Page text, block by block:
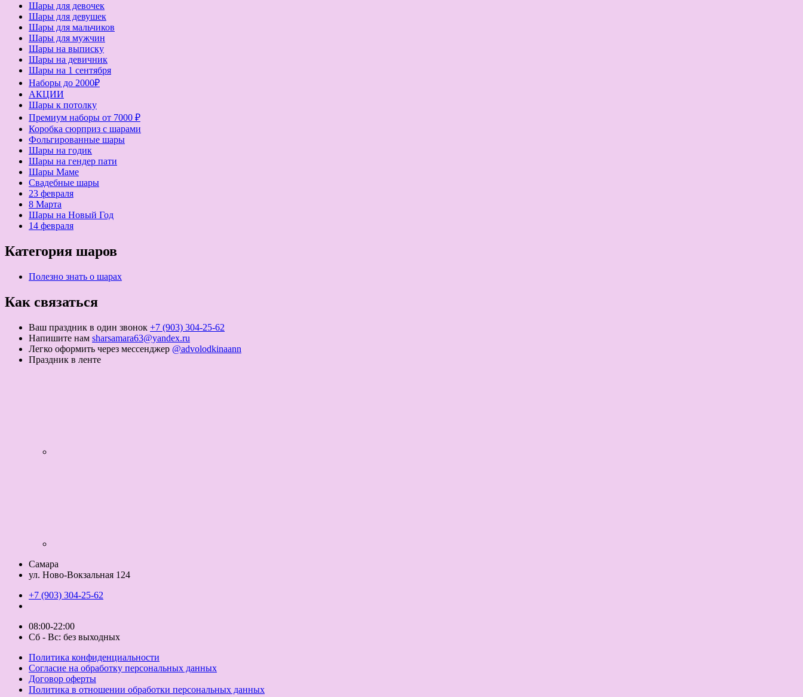
Шары для девочек
Шары для девушек
Шары для мальчиков
Шары для мужчин
Шары на выписку
Шары на девичник
Шары на 1 сентября
Наборы до 2000₽
АКЦИИ
Шары к потолку
Премиум наборы от 7000 ₽
Коробка сюрприз с шарами
Фольгированные шары
Шары на годик
Шары на гендер пати
Шары Маме
Свадебные шары
23 февраля
8 Марта
Шары на Новый Год
14 февраля
Категория шаров
Полезно знать о шарах
Как связаться
Ваш праздник в один звонок +7 (903) 304-25-62
Напишите нам sharsamara63@yandex.ru
Легко оформить через мессенджер @advolodkinaann
Праздник в ленте
Самара
ул. Ново-Вокзальная 124
+7 (903) 304-25-62
08:00-22:00
Сб - Вс: без выходных
Политика конфиденциальности
Согласие на обработку персональных данных
Договор оферты
Политика в отношении обработки персональных данных